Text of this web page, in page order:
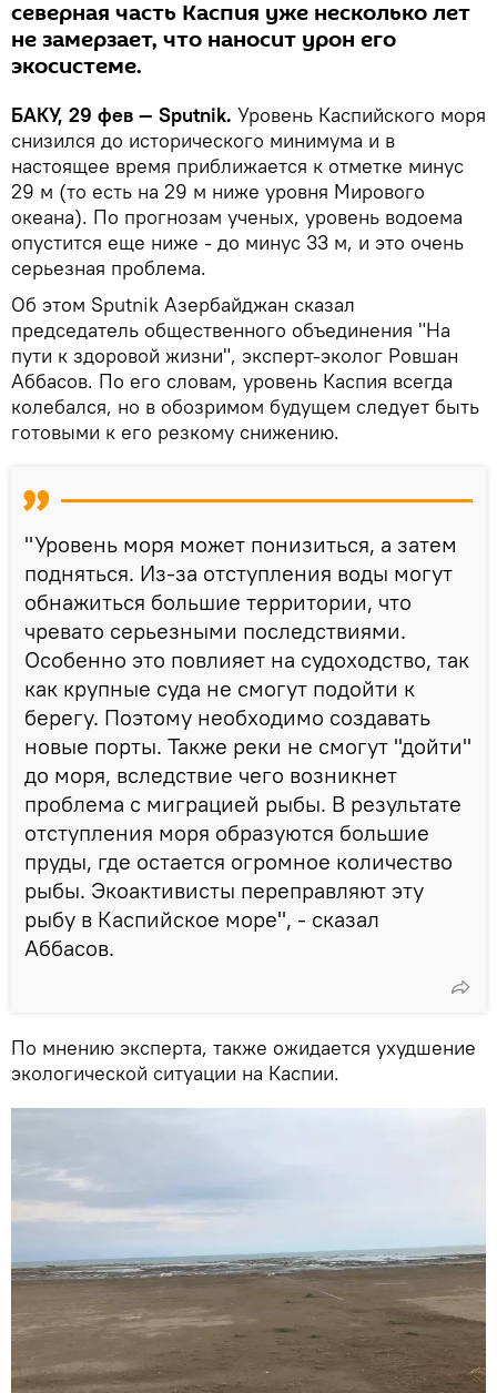
северная часть Каспия уже несколько лет
не замерзает, что наносит урон его
экосистеме.
БАКУ, 29 фев — Sputnik. Уровень Каспийского моря
снизился до исторического минимума и в
настоящее время приближается к отметке минус
29 м (то есть на 29 м ниже уровня Мирового
океана). По прогнозам ученых, уровень водоема
опустится еще ниже - до минус 33 м, и это очень
серьезная проблема.
Об этом Sputnik Азербайджан сказал
председатель общественного объединения "На
пути к здоровой жизни", эксперт-эколог Ровшан
Аббасов. По его словам, уровень Каспия всегда
колебался, но в обозримом будущем следует быть
готовыми к его резкому снижению.
"Уровень моря может понизиться, а затем
подняться. Из-за отступления воды могут
обнажиться большие территории, что
чревато серьезными последствиями.
Особенно это повлияет на судоходство, так
как крупные суда не смогут подойти к
берегу. Поэтому необходимо создавать
новые порты. Также реки не смогут "дойти"
до моря, вследствие чего возникнет
проблема с миграцией рыбы. В результате
отступления моря образуются большие
пруды, где остается огромное количество
рыбы. Экоактивисты переправляют эту
рыбу в Каспийское море", - сказал
Аббасов.
По мнению эксперта, также ожидается ухудшение
экологической ситуации на Каспии.